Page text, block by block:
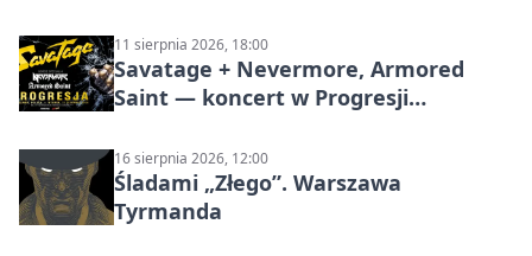
11 sierpnia 2026, 18:00
Savatage + Nevermore, Armored
Saint — koncert w Progresji
16 sierpnia 2026, 12:00
Śladami „Złego”. Warszawa
Tyrmanda